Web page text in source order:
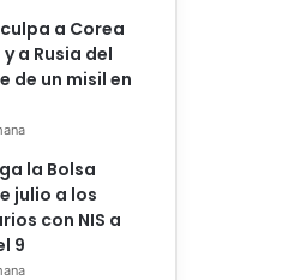
a Corea
a Rusia del
de un misil en
la Bolsa
julio a los
con NIS a
9